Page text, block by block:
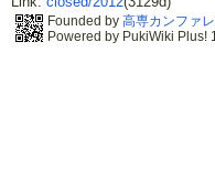
Founded by 高専カンファ
Powered by PukiWiki Plus!